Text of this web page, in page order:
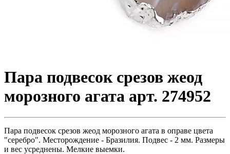
Пара подвесок срезов жеод
морозного агата арт. 274952
Пара подвесок срезов жеод морозного агата в оправе цвета
"серебро". Месторождение - Бразилия. Подвес - 2 мм. Размеры
и вес усреднены. Мелкие выемки.